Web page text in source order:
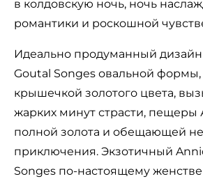
в колдовскую ночь, ночь
романтики и роскошной
Идеально продуманный
Goutal Songes овальной
крышечкой золотого цвета,
жарких минут страсти,
полной золота и обещающей
приключения. Экзотичный
Songes по-настоящему